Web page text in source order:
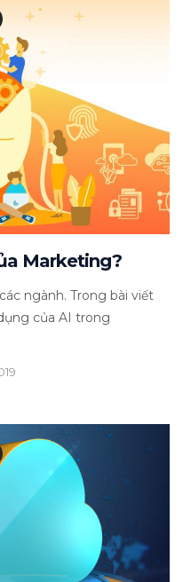
Marketing?
ngành. Trong bài viết
của AI trong